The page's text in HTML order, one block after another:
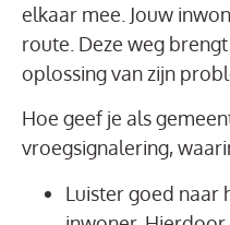
elkaar mee. Jouw
route. Deze weg
oplossing van zijn
Hoe geef je als
vroegsignalering,
Luister goed naar